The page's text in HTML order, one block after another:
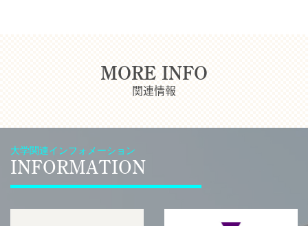
MORE INFO
関連情報
大学関連インフォメーション
INFORMATION